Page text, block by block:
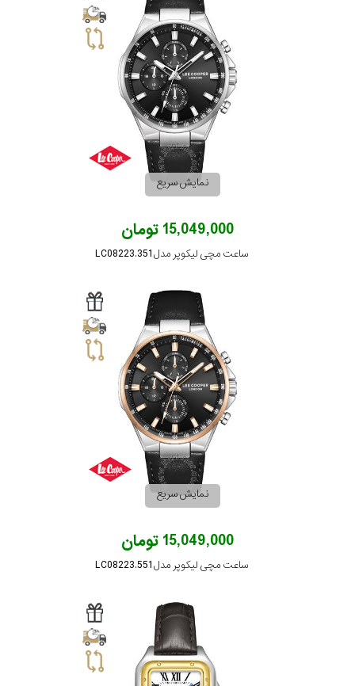
نمایش سریع
15,049,000 تومان
ساعت مچی لیکوپر مدل LC08223.351
نمایش سریع
15,049,000 تومان
ساعت مچی لیکوپر مدل LC08223.551